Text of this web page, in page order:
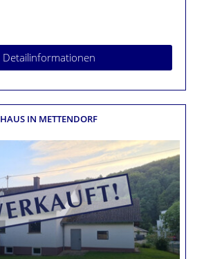
Detailinformationen
HAUS IN METTENDORF